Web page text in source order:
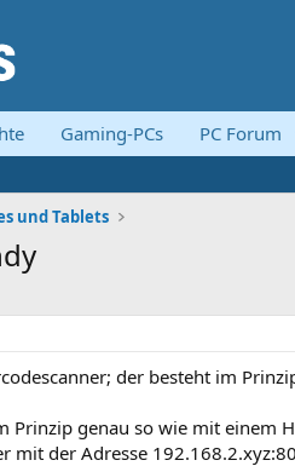
Gaming-PCs PC Forum
und Tablets
der besteht im
Prinzip genau so wie mit einem
mit der Adresse